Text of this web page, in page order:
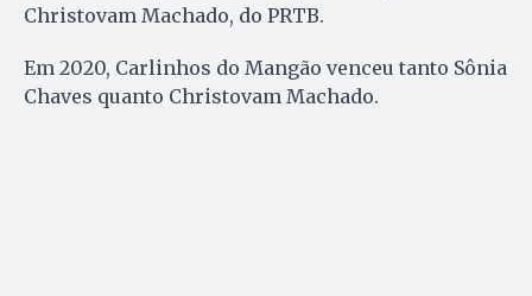
Christovam Machado, do PRTB.
Em 2020, Carlinhos do Mangão venceu tanto Sônia
Chaves quanto Christovam Machado.